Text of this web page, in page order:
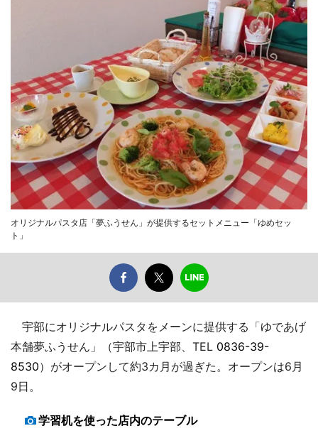
オリジナルパスタ店「夢ふうせん」が提供するセットメニュー「ゆめセッ
ト」
宇部にオリジナルパスタをメーンに提供する「ゆであげ
本舗夢ふうせん」（宇部市上宇部、TEL 0836-39-
8530）がオープンして約3カ月が過ぎた。オープンは6月
9日。
学習机を使った店内のテーブル